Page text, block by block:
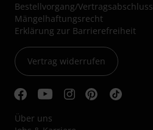
Bestellvorgang/Vertragsabschluss
Mängelhaftungsrecht
Erklärung zur Barrierefreiheit
Vertrag widerrufen
Über uns